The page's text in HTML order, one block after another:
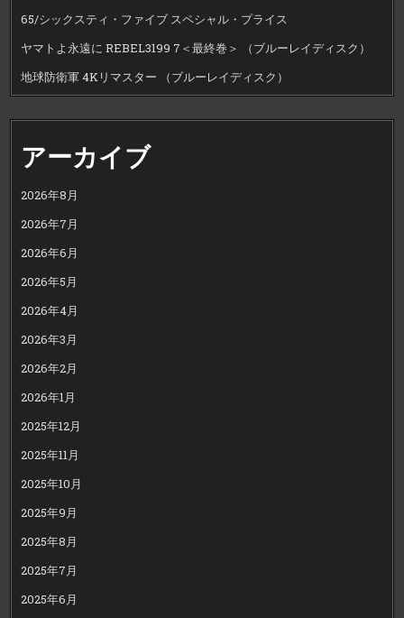
65/シックスティ・ファイブ スペシャル・プライス
ヤマトよ永遠に REBEL3199 7＜最終巻＞ （ブルーレイディスク）
地球防衛軍 4Kリマスター （ブルーレイディスク）
アーカイブ
2026年8月
2026年7月
2026年6月
2026年5月
2026年4月
2026年3月
2026年2月
2026年1月
2025年12月
2025年11月
2025年10月
2025年9月
2025年8月
2025年7月
2025年6月